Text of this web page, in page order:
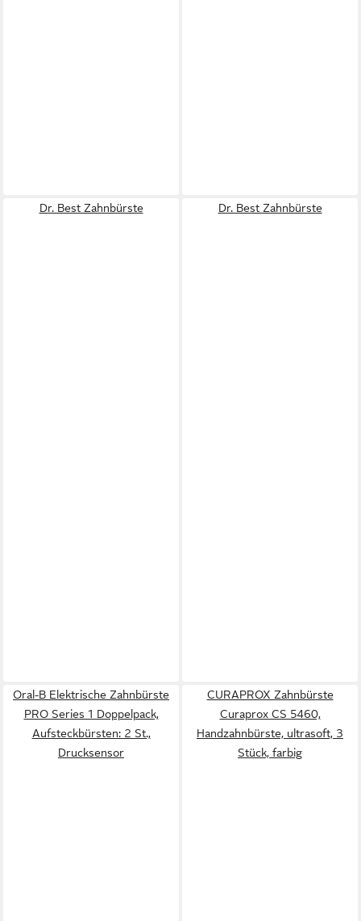
Dr. Best Zahnbürste Dr. Best Zahnbürste
Oral-B Elektrische Zahnbürste
PRO Series 1 Doppelpack,
Aufsteckbürsten: 2 St.,
Drucksensor
CURAPROX Zahnbürste
Curaprox CS 5460,
Handzahnbürste, ultrasoft, 3
Stück, farbig